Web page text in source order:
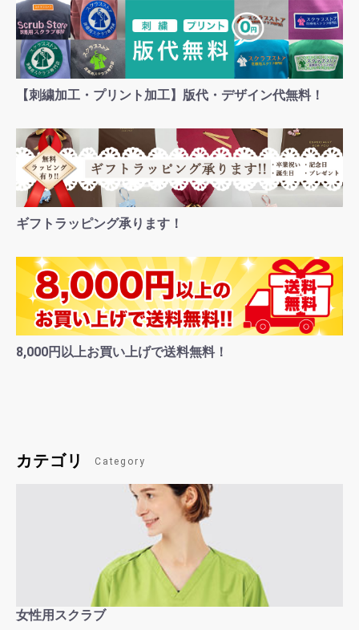
【刺繍加工・プリント加工】版代・デザイン代無料！
ギフトラッピング承ります！
8,000円以上お買い上げで送料無料！
カテゴリ Category
女性用スクラブ